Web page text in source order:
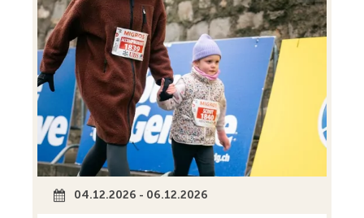
04.12.2026 - 06.12.2026